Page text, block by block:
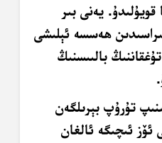
قويۇلىدۇ. يەنى بىر
ھەسسە ئېلىشى
بالىىسنىڭ
تۇرۇپ بېرىلگەن
ئۆز ئىچىگە ئالغان